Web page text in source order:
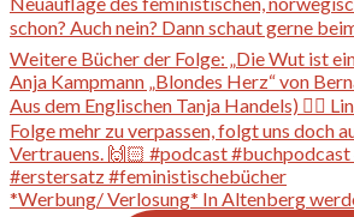
*Werbung/ Verlosung* In Altenberg